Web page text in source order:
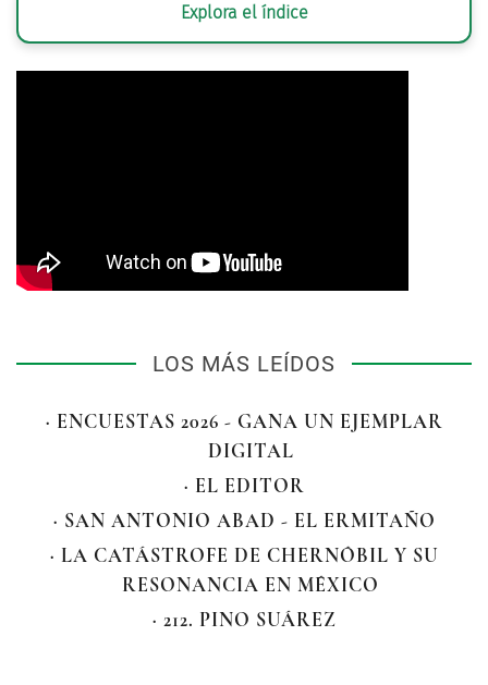
Explora el índice
LOS MÁS LEÍDOS
· ENCUESTAS 2026 - GANA UN EJEMPLAR
DIGITAL
· EL EDITOR
· SAN ANTONIO ABAD - EL ERMITAÑO
· LA CATÁSTROFE DE CHERNÓBIL Y SU
RESONANCIA EN MÉXICO
· 212. PINO SUÁREZ